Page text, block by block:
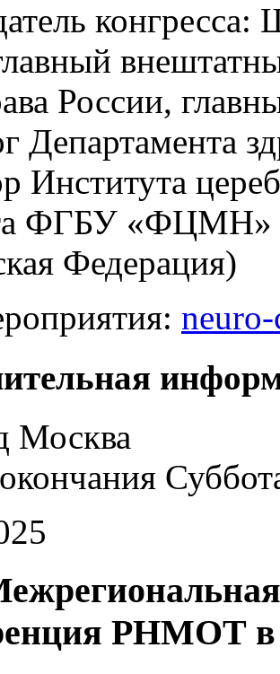
России,
Департамента
Института
ФГБУ «ФЦМН»
Федерация)
Москва
РНМОТ в